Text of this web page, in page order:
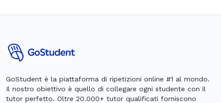
GoStudent è la piattaforma di ripetizioni online #1 al mondo.
Il nostro obiettivo è quello di collegare ogni studente con il
tutor perfetto. Oltre 20.000+ tutor qualificati forniscono